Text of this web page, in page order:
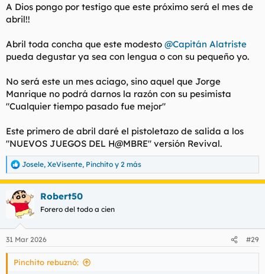
:
A Dios pongo por testigo que este próximo será el mes de
abril!!
Abril toda concha que este modesto @Capitán Alatriste
pueda degustar ya sea con lengua o con su pequeño yo.
No será este un mes aciago, sino aquel que Jorge
Manrique no podrá darnos la razón con su pesimista
"Cualquier tiempo pasado fue mejor"
Este primero de abril daré el pistoletazo de salida a los
"NUEVOS JUEGOS DEL H@MBRE" versión Revival.
R
e
a
c
c
e
s
Josele, XeVisente, Pinchito y 2 más
Robert50
Forero del todo a cien
31 Mar 2026 #29
Pinchito rebuznó: